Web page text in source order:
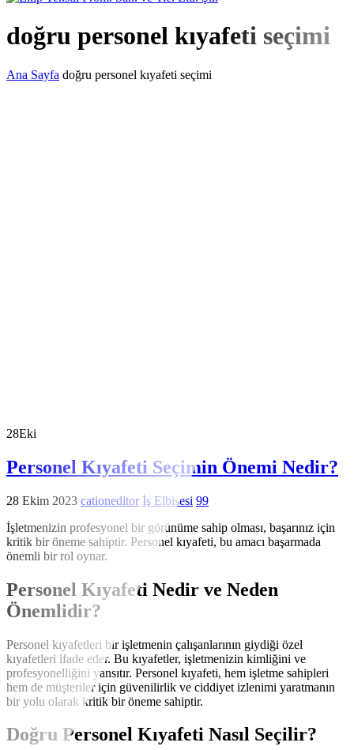
doğru personel kıyafeti seçimi
Ana Sayfa doğru personel kıyafeti seçimi
28Eki
Personel Kıyafeti Seçimin Önemi Nedir?
28 Ekim 2023 cationeditor İş Elbisesi 99
İşletmenizin profesyonel bir görünüme sahip olması, başarınız için
kritik bir öneme sahiptir. Personel kıyafeti, bu amacı başarmada
önemli bir rol oynar.
Personel Kıyafeti Nedir ve Neden
Önemlidir?
Personel kıyafetleri bir işletmenin çalışanlarının giydiği özel
kıyafetleri ifade eder. Bu kıyafetler, işletmenizin kimliğini ve
profesyonelliğini yansıtır. Personel kıyafeti, hem işletme sahipleri
hem de müşteriler için güvenilirlik ve ciddiyet izlenimi yaratmanın
bir yolu olarak kritik bir öneme sahiptir.
Doğru Personel Kıyafeti Nasıl Seçilir?